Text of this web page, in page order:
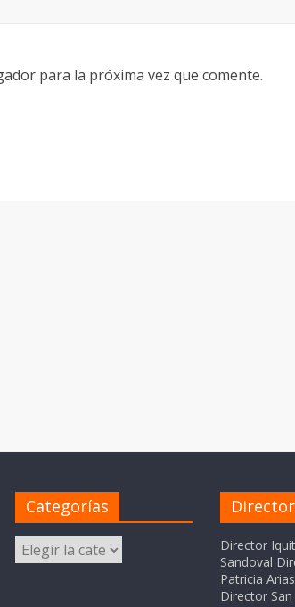
para la próxima vez que comente.
Categorías
Categorías
Director
Sandoval
Patricia
Director